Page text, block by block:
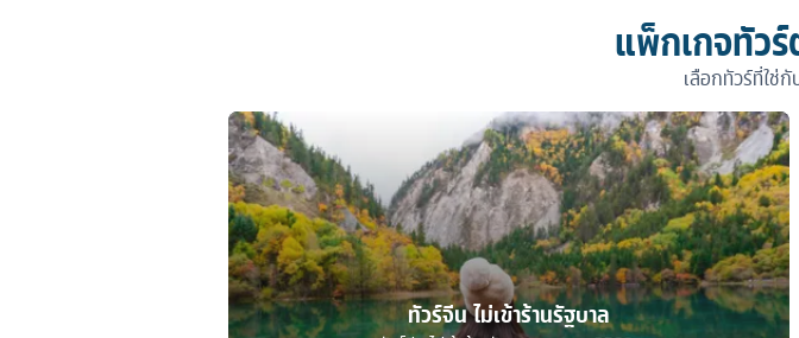
แพ็กเกจทัว
เลือกทัวร์ที่ใช่
ทัวร์จีน ไม่เข้าร้านรัฐบาล